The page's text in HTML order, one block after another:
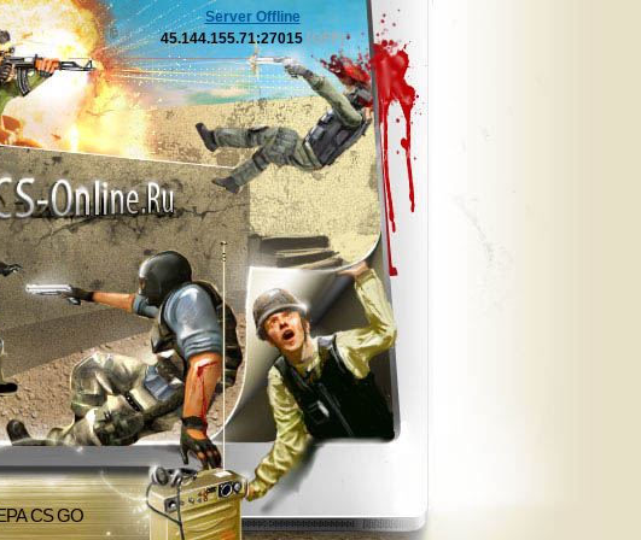
CS GO
Server Offline
45.144.155.71:27015 [OFF]